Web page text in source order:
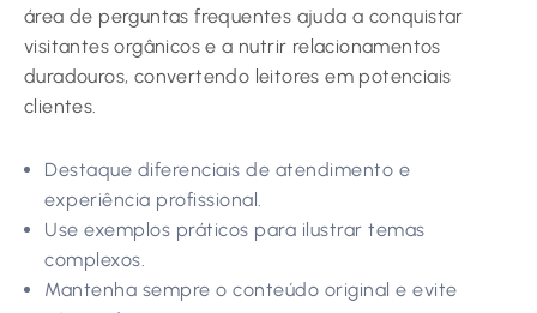
área de perguntas frequentes ajuda a conquistar
visitantes orgânicos e a nutrir relacionamentos
duradouros, convertendo leitores em potenciais
clientes.
Destaque diferenciais de atendimento e
experiência profissional.
Use exemplos práticos para ilustrar temas
complexos.
Mantenha sempre o conteúdo original e evite